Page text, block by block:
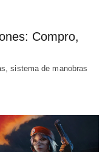
Compro,
sistema de manobras